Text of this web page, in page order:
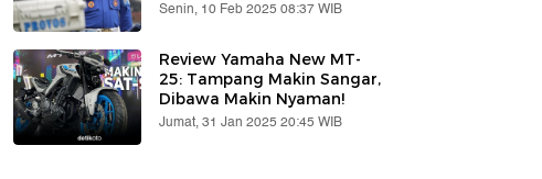
Senin, 10 Feb 2025 08:37 WIB
Review Yamaha New MT-
25: Tampang Makin Sangar,
Dibawa Makin Nyaman!
Jumat, 31 Jan 2025 20:45 WIB